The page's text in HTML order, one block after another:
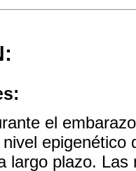
el
epigenético
largo plazo.